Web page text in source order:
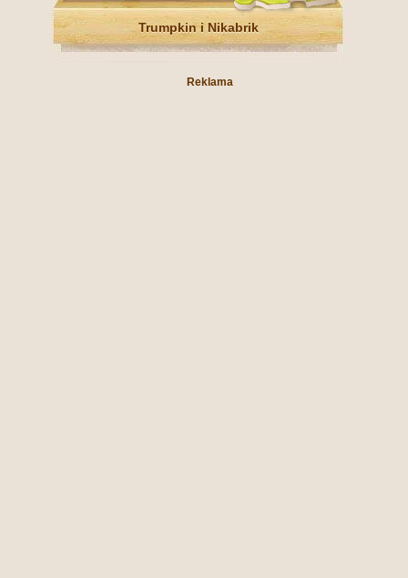
Trumpkin i Nikabrik
Reklama